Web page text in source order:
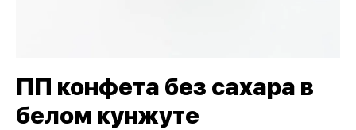
ПП конфета без сахара в
белом кунжуте